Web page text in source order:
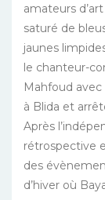
amateurs
saturé de
jaunes
le chanteur-
Mahfoud avec
à Blida et
Après
rétrospective
des
d’hiver où